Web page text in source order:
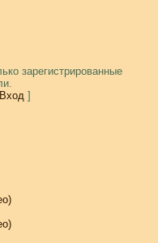
зарегистрированные
Вход]